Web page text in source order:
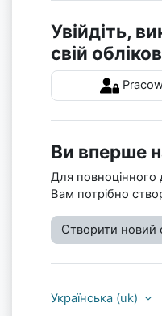
Увійдіть,
свій
Ви вперше
Для повноцінного
Вам потрібно
Створити новий
Українська ‎(uk)‎